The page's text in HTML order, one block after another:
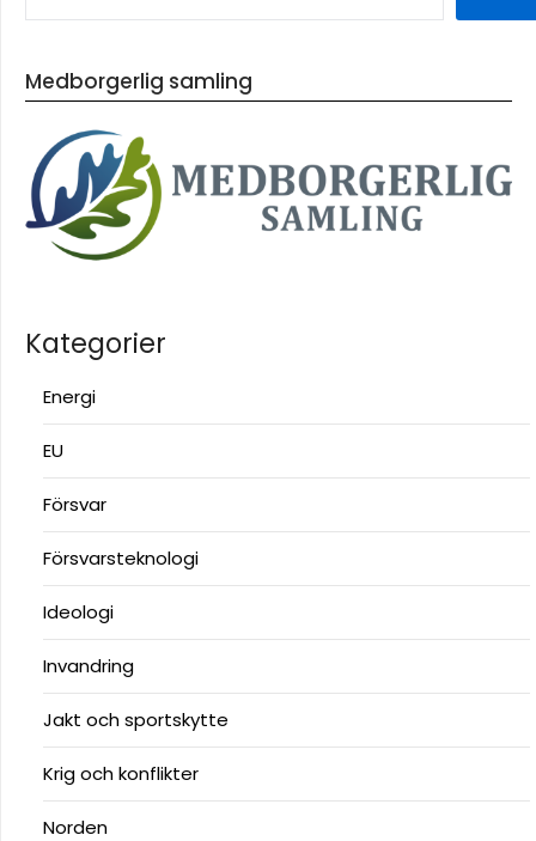
Medborgerlig samling
Kategorier
Energi
EU
Försvar
Försvarsteknologi
Ideologi
Invandring
Jakt och sportskytte
Krig och konflikter
Norden